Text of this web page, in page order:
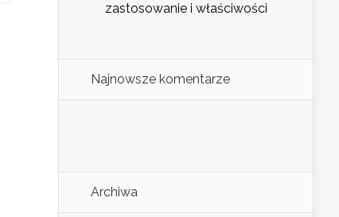
zastosowanie i właściwości
Najnowsze komentarze
Archiwa